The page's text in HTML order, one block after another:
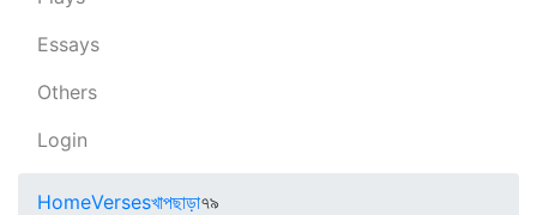
Essays
Others
Login
HomeVersesখাপছাড়া৭৯